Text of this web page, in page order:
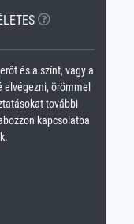
és a színt, vagy a
elvégezni, örömmel
további
kapcsolatba